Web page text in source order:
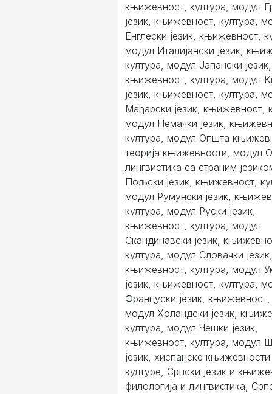
књижевност, култура, модул
језик, књижевност, култура,
Енглески језик, књижевност,
модул Италијански језик,
култура, модул Јапански језик,
књижевност, култура, модул
језик, књижевност, култура,
Мађарски језик, књижевност,
модул Немачки језик,
култура, модул Општа
теорија књижевности, модул
лингвистика са страним
Пољски језик, књижевност,
модул Румунски језик,
култура, модул Руски језик,
књижевност, култура, модул
Скандинавски језик,
култура, модул Словачки језик,
књижевност, култура, модул
језик, књижевност, култура,
Француски језик, књижевност,
модул Холандски језик,
култура, модул Чешки језик,
књижевност, култура, модул
језик, хиспанске
културе, Српски језик и
филологија и лингвистика,